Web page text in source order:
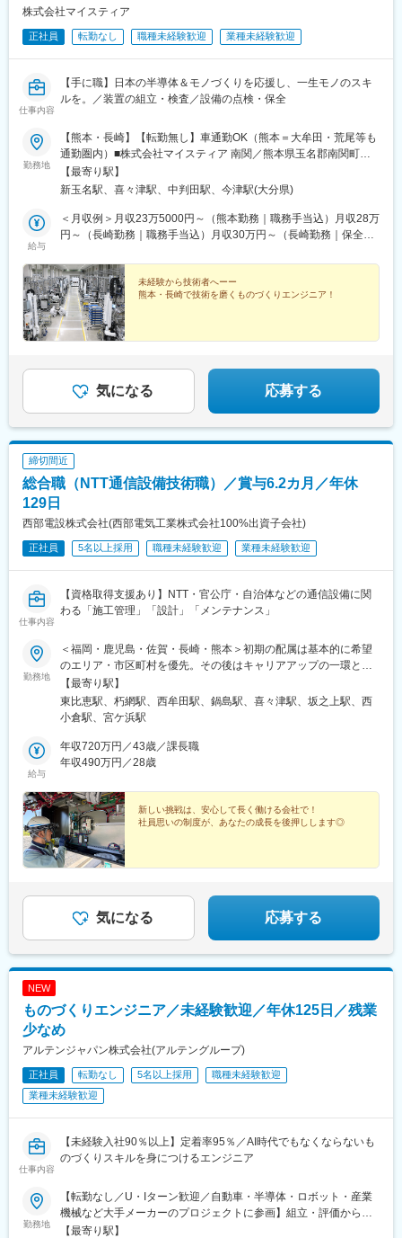
株式会社マイスティア
正社員 転勤なし 職種未経験歓迎 業種未経験歓迎
仕事内容
【手に職】日本の半導体＆モノづくりを応援し、一生モノのスキ
ルを。／装置の組立・検査／設備の点検・保全
勤務地
【熊本・長崎】【転勤無し】車通勤OK（熊本＝大牟田・荒尾等も
通勤圏内）■株式会社マイスティア 南関／熊本県玉名郡南関町肥
猪4000-1 ※大牟田市、荒尾市、熊本市北区、山鹿市、玉名市方面
からも通勤する方多数！ ※車・バイク通勤OK！ ■株式会社マイス
業団地内） ※指定駐車場から送迎バスあり ※JR長崎本線「西諫早
駅」から通勤可 ■株式会社マイスティア 大分／大分県大分市松
【最寄り駅】
新玉名駅、喜々津駅、中判田駅、今津駅(大分県)
給与
＜月収例＞月収23万5000円～（熊本勤務｜職務手当込）月収28万
円～（長崎勤務｜職務手当込）月収30万円～（長崎勤務｜保全経
本勤務 月給18万5000円～30万円 ※別途職務手当あり／月5000円
～12万円 ■長崎勤務 月給23万円以上 ※保全経験者：月給25万円ス
タート ※別途職務手当あり／月12万円迄支給 ※深夜手当あり／交
替勤務の場合 ■大分（大分市・中津市）勤務 月給20万円以上 ※別
途職務手当あり／月12万円迄支給 ※深夜手当あり／交替勤務の場
未経験から技術者へーー
熊本・長崎で技術を磨くものづくりエンジニア！
気になる 応募する
締切間近
総合職（NTT通信設備技術職）／賞与6.2カ月／年休
129日
西部電設株式会社(西部電気工業株式会社100%出資子会社)
正社員 5名以上採用 職種未経験歓迎 業種未経験歓迎
仕事内容
【資格取得支援あり】NTT・官公庁・自治体などの通信設備に関
わる「施工管理」「設計」「メンテナンス」
勤務地
＜福岡・鹿児島・佐賀・長崎・熊本＞初期の配属は基本的に希望
のエリア・市区町村を優先。その後はキャリアアップの一環とし
て、九州エリアの中で転勤の場合あり。本人やご家庭の事情も考
慮のうえ事前に必ず相談し、相談なく転勤となることはありませ
ん。★ マイカー通勤OK（駐車場あり）★ U・Iターン支援あり ★
グセンタ・北九州エンジニアリングセンタ・久留米エンジニアリ
ングセンタ・佐賀エンジニアリングセンタ・長崎エンジニアリン
福岡エンジニアリングセンタ・佐賀エンジニアリングセンタ・長
崎エンジニアリングセンタ・鹿児島エンジニアリングセンタ【メ
ンテナンス】・福岡フィールドサービスセンタ└NTTドコモ基地局
メンテナンスも含む・北九州サービスセンタ・長崎フィールドサ
ービスセンタ・鹿児島フィールドサービスセンタ└NTTドコモ基地
【最寄り駅】
東比恵駅、朽網駅、西牟田駅、鍋島駅、喜々津駅、坂之上駅、西
小倉駅、宮ケ浜駅
給与
年収720万円／43歳／課長職
年収490万円／28歳
新しい挑戦は、安心して長く働ける会社で！
社員思いの制度が、あなたの成長を後押しします◎
気になる 応募する
NEW
ものづくりエンジニア／未経験歓迎／年休125日／残業
少なめ
アルテンジャパン株式会社(アルテングループ)
正社員 転勤なし 5名以上採用
職種未経験歓迎
業種未経験歓迎
仕事内容
【未経験入社90％以上】定着率95％／AI時代でもなくならないも
のづくりスキルを身につけるエンジニア
勤務地
【転勤なし／U・Iターン歓迎／自動車・半導体・ロボット・産業
機械など大手メーカーのプロジェクトに参画】組立・評価からス
タートし、将来的には設計・生産技術・プロジェクト管理などへ
【最寄り駅】